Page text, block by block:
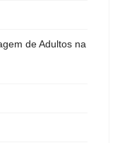
de Adultos na